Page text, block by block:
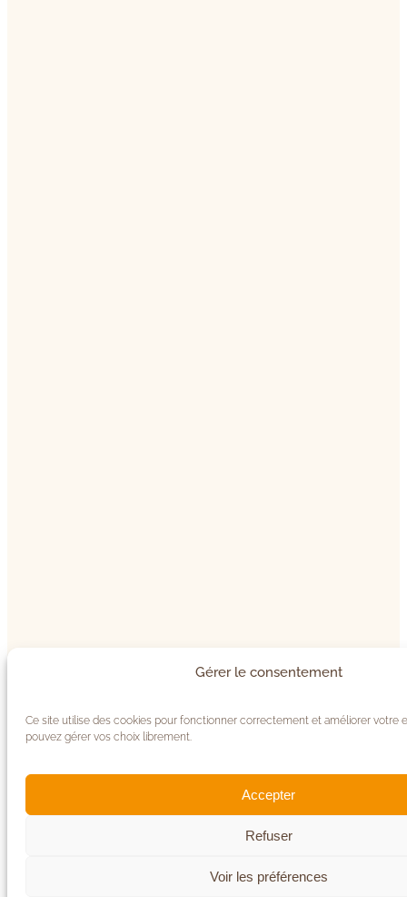
Gérer le consentement
Ce site utilise des cookies pour fonctionner correctement et améliorer votre
pouvez gérer vos choix librement.
Accepter
Refuser
Voir les préférences